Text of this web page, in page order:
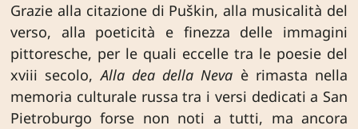
Grazie alla citazione di Puškin, alla musicalità del
verso, alla poeticità e finezza delle immagini
pittoresche, per le quali eccelle tra le poesie del
xviii secolo,Alla dea della Neva è rimasta nella
memoria culturale russa tra i versi dedicati a San
Pietroburgo forse non noti a tutti, ma ancora